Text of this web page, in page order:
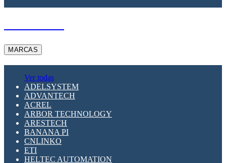
MARCAS
Ver todas
ADELSYSTEM
ADVANTECH
ACREL
ARBOR TECHNOLOGY
ARESTECH
BANANA PI
CNLINKO
ETI
HELTEC AUTOMATION